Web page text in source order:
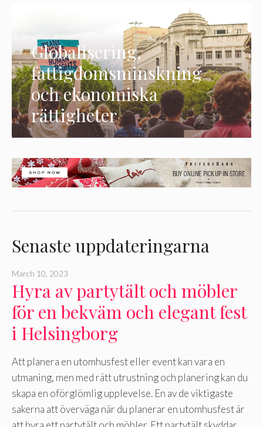
Globalisering,
fattigdomsminskning
och ekonomiska
rättigheter
Senaste uppdateringarna
Hyra av partytält och möbler
för en bekväm och elegant fest
i Helsingborg
March 10, 2023
Att planera en utomhusfest eller event kan vara en
utmaning, men med rätt utrustning och planering kan du
skapa en oförglömlig upplevelse. En av de viktigaste
sakerna att överväga när du planerar en utomhusfest är